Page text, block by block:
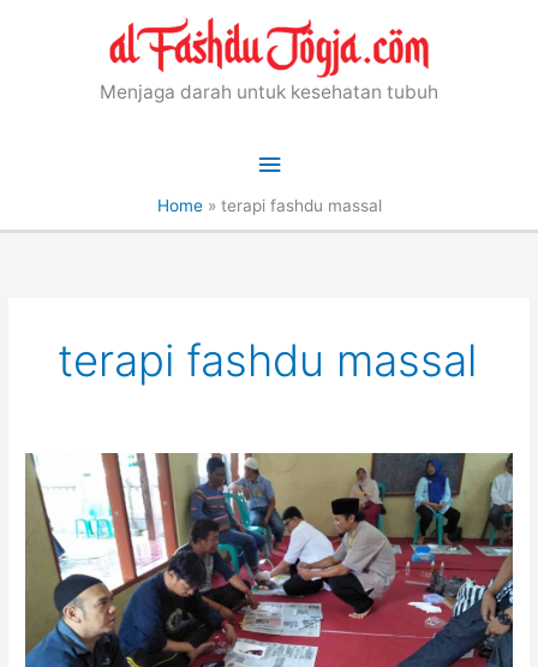
Menjaga darah untuk kesehatan tubuh
Main
Menu
Home» terapi fashdu massal
terapi fashdu massal